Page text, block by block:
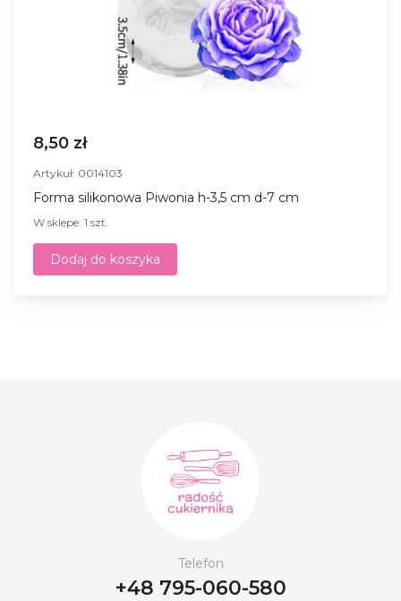
8,50 zł
Artykuł: 0014103
Forma silikonowa Piwonia h-3,5 cm d-7 cm
W sklepe: 1 szt.
Dodaj do koszyka
Telefon
+48 795-060-580